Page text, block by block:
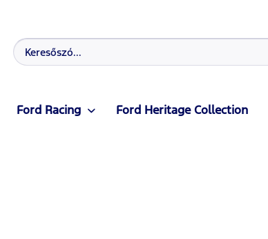
Ford Racing Ford Heritage Collection